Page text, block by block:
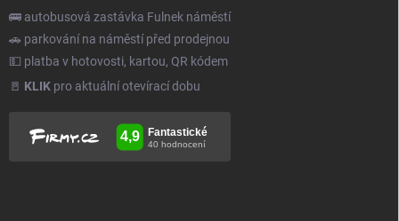
🚌 autobusová zastávka Fulnek náměstí
🚗 parkování na náměstí před prodejnou
💵 platba v hotovosti, kartou, QR kódem
🚪 KLIK pro aktuální otevírací dobu